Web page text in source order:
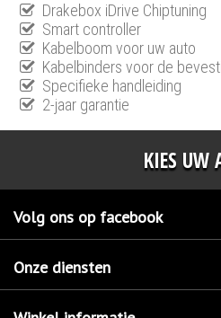
Drakebox iDrive Chiptuning
Smart controller
Kabelboom voor uw auto
Kabelbinders voor de
Specifieke handleiding
2-jaar garantie
KIES UW
Volg ons op facebook
Onze diensten